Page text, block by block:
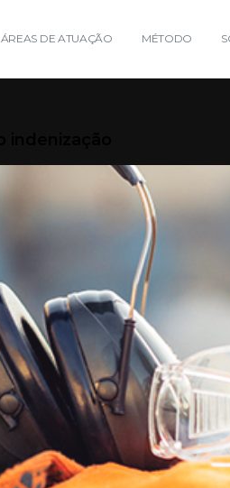
ÁREAS DE ATUAÇÃO MÉTODO